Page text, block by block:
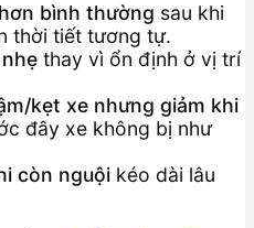
bình thường sau khi
thời tiết tương tự.
thay vì ổn định ở vị trí
kẹt xe nhưng giảm khi
đây xe không bị như
còn nguội kéo dài lâu